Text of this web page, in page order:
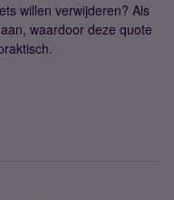
willen verwijderen? Als
waardoor deze quote